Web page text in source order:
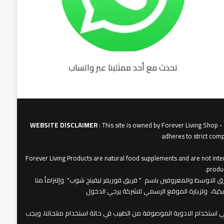
تحدث مع أحد ممثلينا عبر واتساب
WEBSITE DISCLAIMER: This site is owned by Forever Living Shop
adheres to strict
Forever Living Products are natural food supplements and are not
فوريفر لبفينج برودكتس في الشرق الاوسط والمعروفين باسم " فريق فوريفر ليفينج شوب" وإلتزاماً منا
ولزيارة الموقع الرسمي للشركة يرجي الدخول
الادوية الموصوفة من الطبيب في حالة استخدام منتجاتنا، ويجب